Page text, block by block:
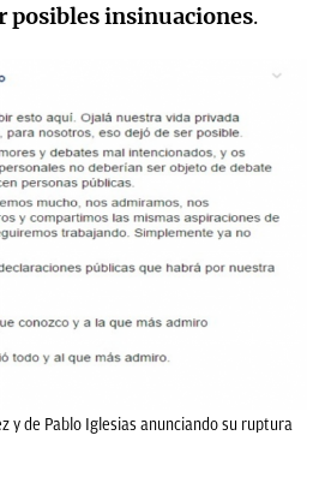
posibles insinuaciones.
y de Pablo Iglesias anunciando su ruptura